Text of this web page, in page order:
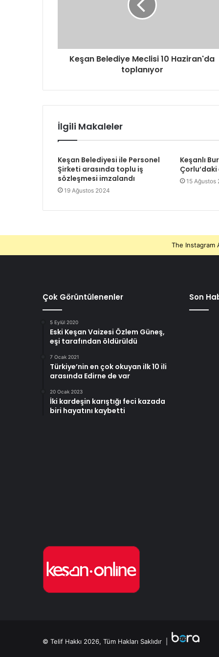
g
n
Keşan Belediye Meclisi 10 Haziran'da
toplanıyor
İlgili Makaleler
Keşan Belediyesi ile Personel
Şirketi arasında toplu iş
sözleşmesi imzalandı
19 Ağustos 2024
Keşanlı
15 Ağustos
The Instagram
Çok Görüntülenenler
5 Eylül 2020
Eski Keşan Vaizesi Özlem Güneş,
eşi tarafından öldürüldü
7 Ocak 2021
Türkiye’nin en çok okuyan ilk 10 ili
arasında Edirne de var
20 Ocak 2023
İki kardeşin karıştığı feci kazada
biri hayatını kaybetti
Son
© Telif Hakkı 2026, Tüm Hakları Saklıdır |